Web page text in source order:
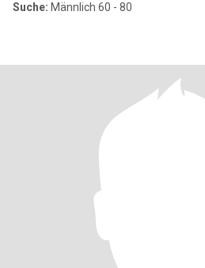
Suche: Männlich 60 - 80